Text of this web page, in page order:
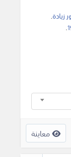
.
.
معاينة